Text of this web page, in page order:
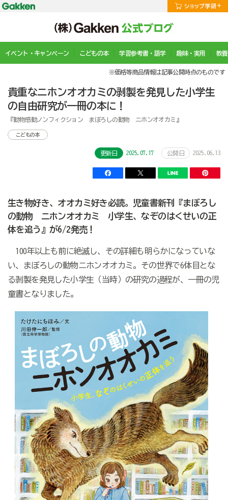
イベント・キャンペーン こどもの本 学習参考書・語学 趣味・実用 教
※価格等商品情報は記事公開時点のものです
貴重なニホンオオカミの剥製を発見した小学生
の自由研究が一冊の本に！
『動物感動ノンフィクション まぼろしの動物 ニホンオオカミ』
こどもの本
更新日 2025.07.17 公開日 2025.06.13
生き物好き、オオカミ好き必読。児童書新刊『まぼろし
の動物 ニホンオオカミ 小学生、なぞのはくせいの正
体を追う』が6/2発売！
100年以上も前に絶滅し、その詳細も明らかになっていな
い、まぼろしの動物ニホンオオカミ。その世界で6体目とな
る剥製を発見した小学生（当時）の研究の過程が、一冊の児
童書となりました。